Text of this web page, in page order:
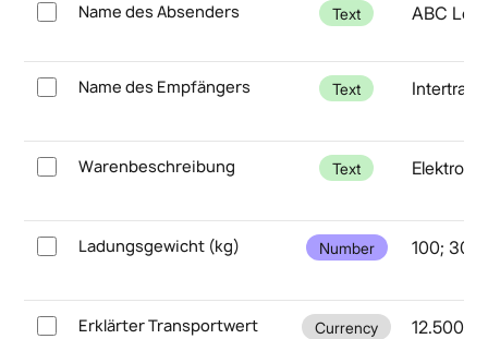
Name des Absenders Text ABC
Name des Empfängers Text
Warenbeschreibung Text
Ladungsgewicht (kg) Number 100; 300
Erklärter Transportwert Currency